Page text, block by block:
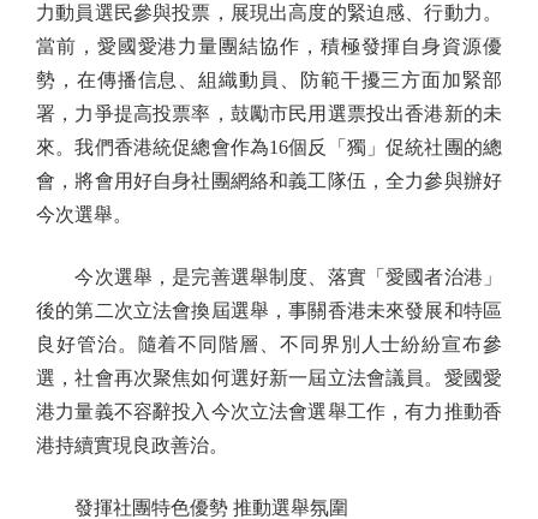
力動員選民參與投票，展現出高度的緊迫感、行動力。
當前，愛國愛港力量團結協作，積極發揮自身資源優
勢，在傳播信息、組織動員、防範干擾三方面加緊部
署，力爭提高投票率，鼓勵市民用選票投出香港新的未
來。我們香港統促總會作為16個反「獨」促統社團的總
會，將會用好自身社團網絡和義工隊伍，全力參與辦好
今次選舉。
今次選舉，是完善選舉制度、落實「愛國者治港」
後的第二次立法會換屆選舉，事關香港未來發展和特區
良好管治。隨着不同階層、不同界別人士紛紛宣布參
選，社會再次聚焦如何選好新一屆立法會議員。愛國愛
港力量義不容辭投入今次立法會選舉工作，有力推動香
港持續實現良政善治。
發揮社團特色優勢 推動選舉氛圍